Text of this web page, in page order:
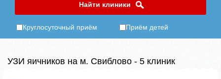
Найти клиники
Круглосуточный приём Приём детей
УЗИ яичников на м. Свиблово - 5 клиник